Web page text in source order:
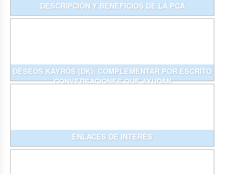
DESCRIPCIÓN Y BENEFICIOS DE LA PCA
DESEOS KAYRÓS (DK): COMPLEMENTAR POR ESCRITO
CONVERSACIONES QUE AYUDAN
ENLACES DE INTERÉS